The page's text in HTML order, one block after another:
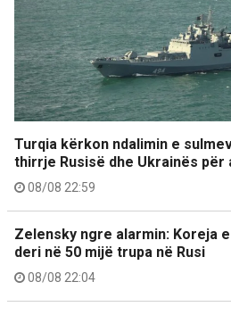
Turqia kërkon ndalimin e
thirrje Rusisë dhe Ukrainës për
08/08 22:59
Zelensky ngre alarmin: Koreja
deri në 50 mijë trupa në Rusi
08/08 22:04